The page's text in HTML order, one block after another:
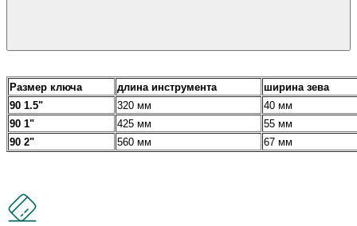
Размер ключа длина инструмента
ширина зева
90 1.5"
320 мм
40 мм
90 1"
425 мм
55 мм
90 2"
560 мм 67 мм